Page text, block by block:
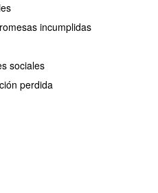
incumplidas
sociales
perdida